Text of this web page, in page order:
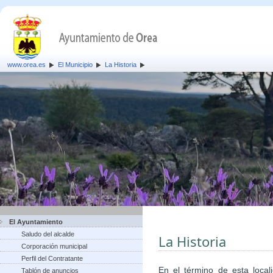
www.orea.es El Municipio La Historia
El Ayuntamiento
Saludo del alcalde
Corporación municipal
Perfil del Contratante
Tablón de anuncios
La Historia
En el término de esta